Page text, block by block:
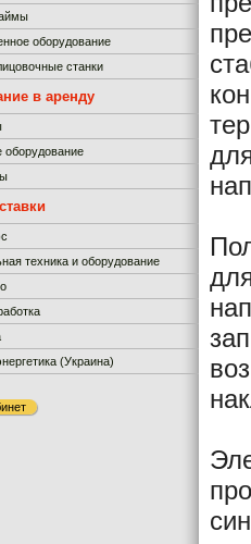
оборудование
станки
в аренду
оборудование
техника и оборудование
(Украина)